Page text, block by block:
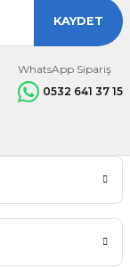
KAYDET
WhatsApp Sipariş
0532 641 37 15